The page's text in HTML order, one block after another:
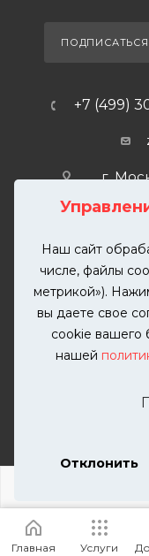
Наш сайт
числе, файлы
метрикой»).
вы даете свое
cookie вашего
нашей
Отклонить
+7 (499)
г.
2026 ©
автомобилей. Вся
разрешения
Главная Услуги